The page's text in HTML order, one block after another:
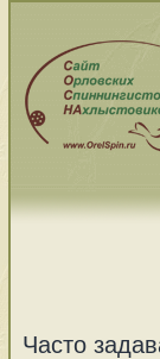
Часто